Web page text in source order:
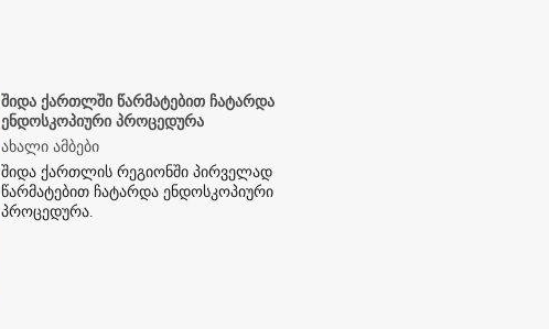
შიდა ქართლში წარმატებით ჩატარდა
ენდოსკოპიური პროცედურა
ახალი ამბები
შიდა ქართლის რეგიონში პირველად
წარმატებით ჩატარდა ენდოსკოპიური
პროცედურა.